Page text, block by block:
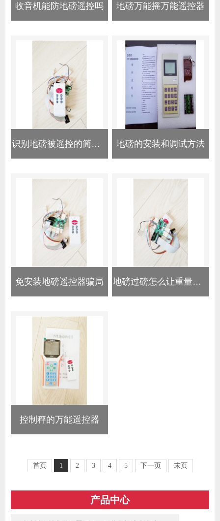
收音机能防地磅遥控吗 地磅万能摇万能遥控器
识别地磅被遥控的简单方法 地磅的安装和调试方法
免安装地磅遥控器骗局 地磅过磅怎么让重量变轻
控制秤的万能遥控器
首页 1 2 3 4 5 下一页 末页
产品中心